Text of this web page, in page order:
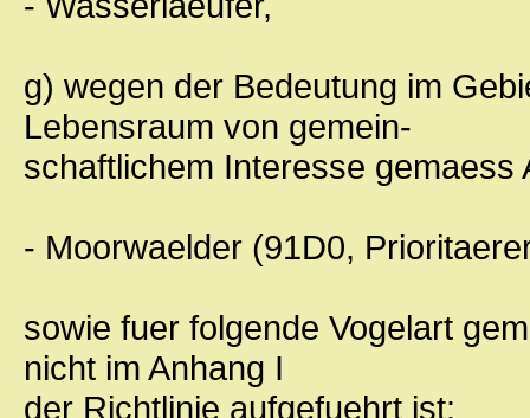
g) wegen der Bedeutung im
Lebensraum von gemein-
schaftlichem Interesse gemaess
- Moorwaelder (91D0,
sowie fuer folgende Vogelart
nicht im Anhang I
der Richtlinie aufgefuehrt ist: